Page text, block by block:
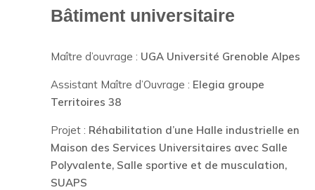
Bâtiment universitaire
Maître d’ouvrage : UGA Université Grenoble Alpes
Assistant Maître d’Ouvrage : Elegia groupe
Territoires 38
Projet : Réhabilitation d’une Halle industrielle en
Maison des Services Universitaires avec Salle
Polyvalente, Salle sportive et de musculation,
SUAPS